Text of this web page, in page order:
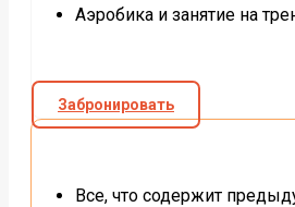
Аэробика и занятие на
Забронировать
Все, что содержит